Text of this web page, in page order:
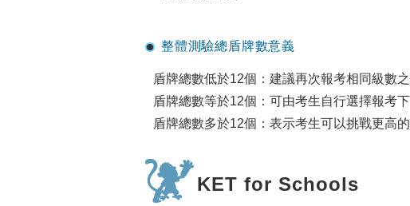
整體測驗總盾牌數意義
盾牌總數低於12個：建議再次報考相同級數之
盾牌總數等於12個：可由考生自行選擇報考
盾牌總數多於12個：表示考生可以挑戰更高
KET for Schools